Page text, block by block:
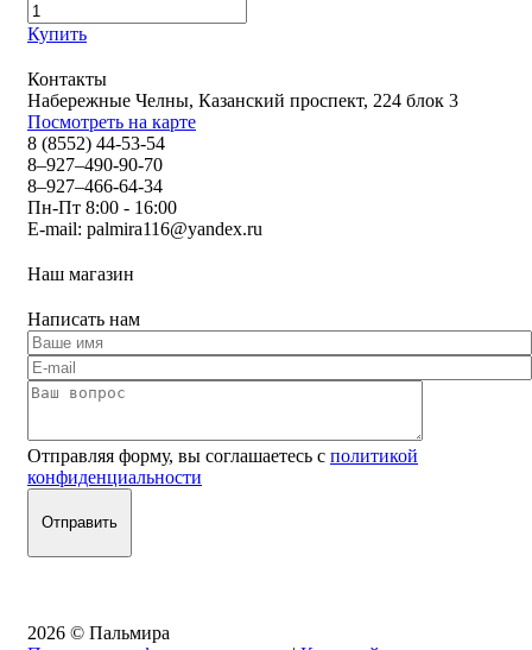
Купить
Контакты
Набережные Челны, Казанский проспект, 224 блок 3
Посмотреть на карте
8 (8552) 44-53-54
8–927–490-90-70
8–927–466-64-34
Пн-Пт 8:00 - 16:00
E-mail: palmira116@yandex.ru
Наш магазин
Написать нам
Отправляя форму, вы соглашаетесь с политикой
конфиденциальности
2026 © Пальмира